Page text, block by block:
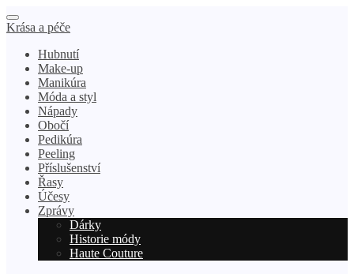
Krása a péče
Hubnutí
Make-up
Manikúra
Móda a styl
Nápady
Obočí
Pedikúra
Peeling
Příslušenství
Řasy
Účesy
Zprávy
Dárky
Historie módy
Haute Couture